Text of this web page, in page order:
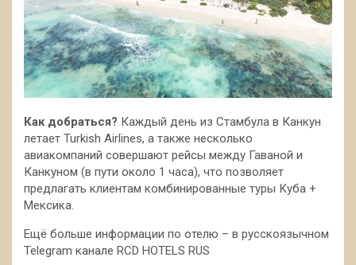
Как добраться? Каждый день из Стамбула в Канкун
летает Turkish Airlines, а также несколько
авиакомпаний совершают рейсы между Гаваной и
Канкуном (в пути около 1 часа), что позволяет
предлагать клиентам комбинированные туры Куба +
Мексика.
Ещё больше информации по отелю – в русскоязычном
Telegram канале RCD HOTELS RUS